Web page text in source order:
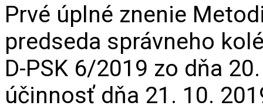
Prvé úplné znenie
predseda správneho
D-PSK 6/2019 zo dňa
účinnosť dňa 21. 10.